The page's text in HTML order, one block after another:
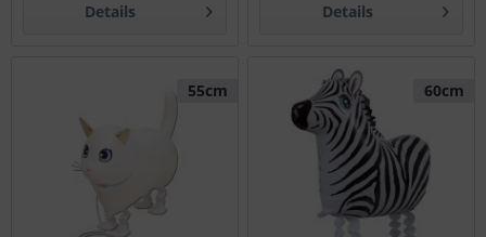
Details Details
55cm 60cm